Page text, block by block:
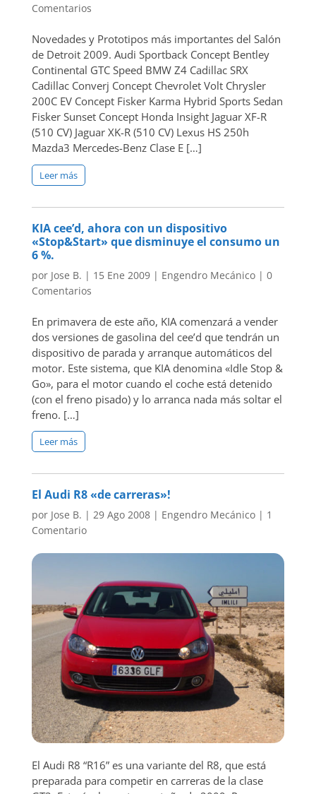
Comentarios
Novedades y Prototipos más importantes del Salón
de Detroit 2009. Audi Sportback Concept Bentley
Continental GTC Speed BMW Z4 Cadillac SRX
Cadillac Converj Concept Chevrolet Volt Chrysler
200C EV Concept Fisker Karma Hybrid Sports Sedan
Fisker Sunset Concept Honda Insight Jaguar XF-R
(510 CV) Jaguar XK-R (510 CV) Lexus HS 250h
Mazda3 Mercedes-Benz Clase E […]
Leer más
KIA cee’d, ahora con un dispositivo
«Stop&Start» que disminuye el consumo un
6 %.
por Jose B. | 15 Ene 2009| Engendro Mecánico| 0
Comentarios
En primavera de este año, KIA comenzará a vender
dos versiones de gasolina del cee’d que tendrán un
dispositivo de parada y arranque automáticos del
motor. Este sistema, que KIA denomina «Idle Stop &
Go», para el motor cuando el coche está detenido
(con el freno pisado) y lo arranca nada más soltar el
freno. […]
Leer más
El Audi R8 «de carreras»!
por Jose B. | 29 Ago 2008| Engendro Mecánico| 1
Comentario
El Audi R8 “R16” es una variante del R8, que está
preparada para competir en carreras de la clase